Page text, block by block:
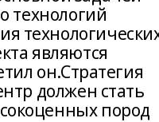
технологий
являются
он.Стратегия
должен стать
пород